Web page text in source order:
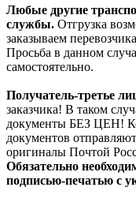
Любые другие
службы. Отгрузка
заказываем
Просьба в данном
самостоятельно.
Получатель-третье
заказчика! В таком
документы БЕЗ ЦЕН!
документов
оригиналы Почтой
Обязательно
подписью-печатью с